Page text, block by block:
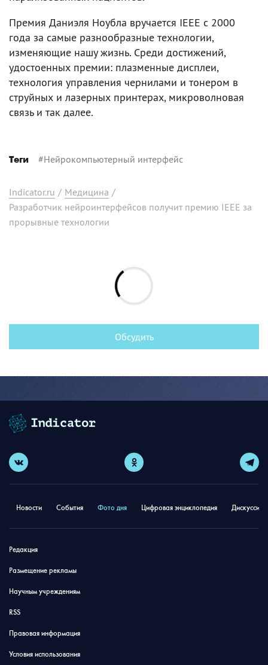
Премия Даниэля Ноубла вручается IEEE с 2000
года за самые разнообразные технологии,
изменяющие нашу жизнь. Среди достижений,
удостоенных премии: плазменные дисплеи,
технология управления чернилами и тонером в
струйных и лазерных принтерах, микроволновая
связь и так далее.
Теги #Нейрокомпьютерный интерфейс
Indicator.ru / Медицина /
Разработчик нейроинтерфейсов получит премию IEEE за
прорывные технологии
Обсудить
Новости События Фото дня Цифровая энциклопедия
Редакция
Размещение рекламы
Научным учреждениям
RSS
Правовая информация
Условия использования